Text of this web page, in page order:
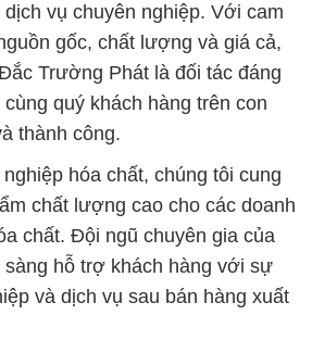
vụ chuyên nghiệp. Với cam
gốc, chất lượng và giá cả,
Trường Phát là đối tác đáng
quý khách hàng trên con
thành công.
hóa chất, chúng tôi cung
chất lượng cao cho các doanh
chất. Đội ngũ chuyên gia của
sàng hỗ trợ khách hàng với sự
và dịch vụ sau bán hàng xuất